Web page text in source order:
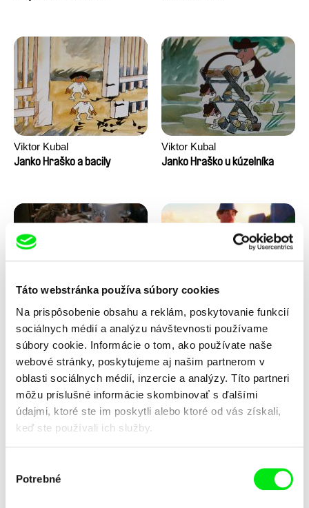
Táto webstránka používa súbory cookies
Na prispôsobenie obsahu a reklám, poskytovanie funkcií
sociálnych médií a analýzu návštevnosti používame
súbory cookie. Informácie o tom, ako používate naše
webové stránky, poskytujeme aj našim partnerom v
oblasti sociálnych médií, inzercie a analýzy. Títo partneri
môžu príslušné informácie skombinovať s ďalšími
údajmi, ktoré ste im poskytli alebo ktoré od vás získali,
keď ste používali ich služby.
súhlasu
Potrebné
Viktor Kubal
Janko Hraško a bacily
Viktor Kubal
Janko Hraško u kúzelníka
Vladimír Pikalík
Jožinkovo vesmírne
dobrodružstvo
Solène Bosseboeuf, Flore
Dechorgnat, Tiphaine Klein,
Auguste Lefort, Antoine Rossi
Kajak
Sarah Joy Jungen, Karsten